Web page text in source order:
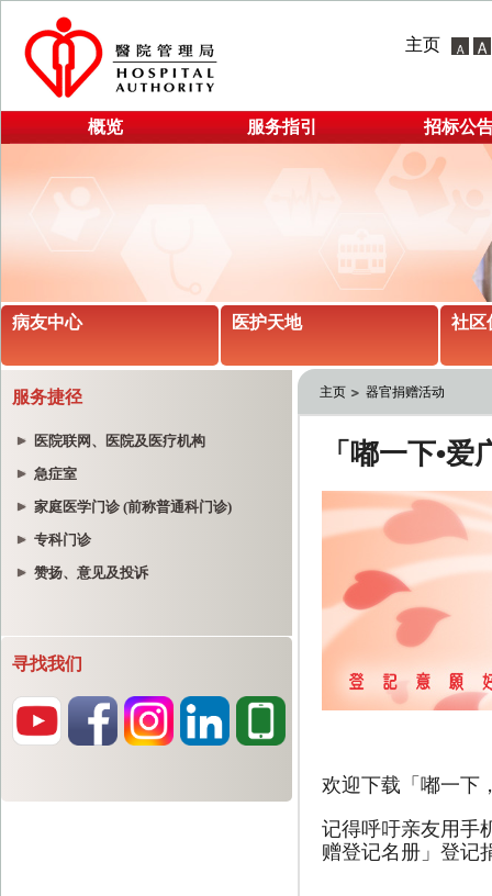
主页
概览 服务指引 招标公
病友中心 医护天地 社区
服务捷径
医院联网、医院及医疗机构
急症室
家庭医学门诊 (前称普通科门诊)
专科门诊
赞扬、意见及投诉
寻找我们
主页 器官捐赠活动